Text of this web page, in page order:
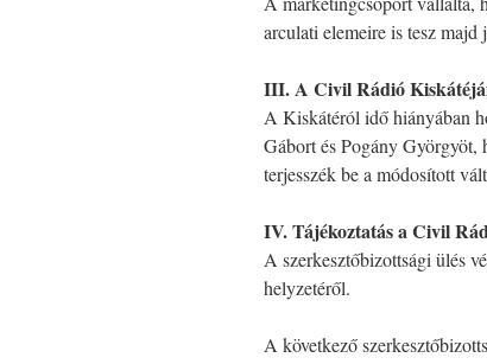
arculati elemeire is tesz majd
III. A Civil Rádió
A Kiskátéról idő hiányában
Gábort és Pogány Györgyöt,
terjesszék be a módosított
IV. Tájékoztatás a Civil
A szerkesztőbizottsági ülés
helyzetéről.
A következő